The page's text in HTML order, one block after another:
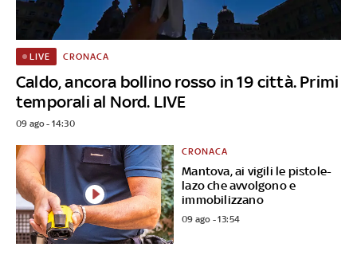
Caldo, ancora bollino rosso in 19 città. Primi
temporali al Nord. LIVE
LIVE CRONACA
09 ago - 14:30
Mantova, ai vigili le pistole-
lazo che avvolgono e
immobilizzano
CRONACA
09 ago - 13:54